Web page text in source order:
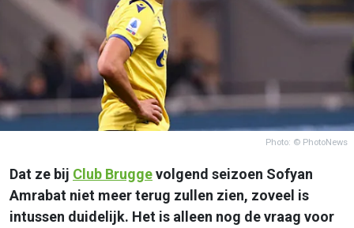
Photo: © PhotoNews
Dat ze bij Club Bruggevolgend seizoen Sofyan
Amrabat niet meer terug zullen zien, zoveel is
intussen duidelijk. Het is alleen nog de vraag voor